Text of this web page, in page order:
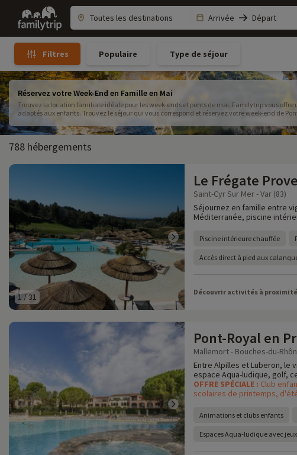
Family
trip
Arrivée Départ
Filtres Populaire Type de séjour
Réservez votre Week-End en Famille en Mai
Trouvez la location familiale idéale pour les week-ends et ponts de mai. Familytrip vous
adaptés aux enfants. Trouvez le séjour qui vous correspond et réservez votre week-end de
Pâques : du 7 au 10 avril 2023 A l'Ascension : du 18 au 21 mari 2023 A la Pentecôte : du 3 au
choisir ?
788 hébergements
1/31
Le Frégate
Saint-Cyr Sur Mer - Var (83)
Séjournez en famille entre
Méditerranée, piscine
Piscine intérieure chauffée
Accès direct à pied aux
Découvrir activités à proximité
Pont-Royal en
Mallemort - Bouches-du-
Entre Alpilles et Luberon, le
espace Aqua-ludique, golf,
OFFRE SPÉCIALE : Club
scolaires de printemps,
Animations et clubs enfants
Espaces Aqua-ludique avec